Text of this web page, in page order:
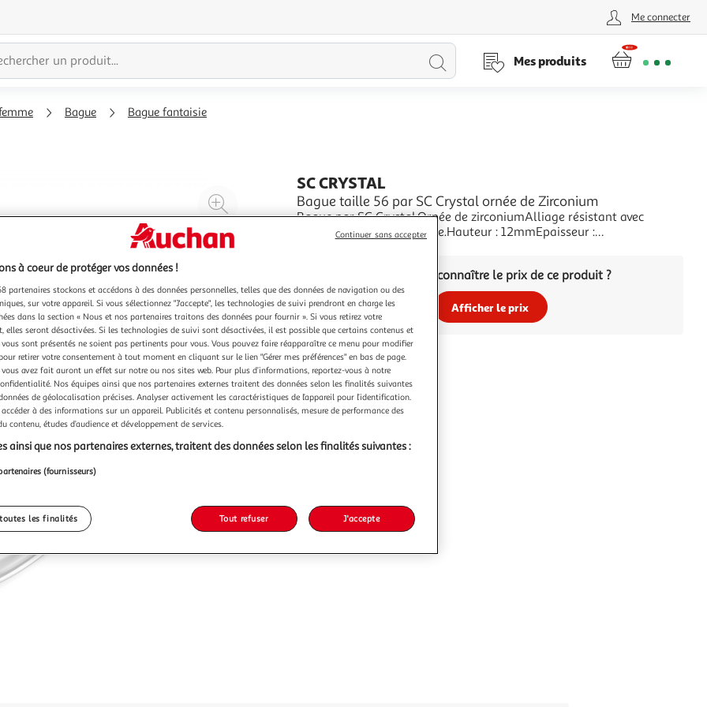
Me connecter
Lancer
Mes produits
Bague Bague fantaisie
Agrandir
l'illustration
à
Réduire
à
100
%
Partager
le
produit
SC CRYSTAL
Bague taille 56 par SC Crystal ornée de Zirconium
Bague par SC Crystal.Ornée de zirconiumAlliage résistant avec
plaquage haute résistance.Hauteur : 12mmEpaisseur :
Vous voulez connaître le prix de ce produit ?
Afficher le prix
à coeur de protéger vos données !
partenaires stockons et accédons à des données personnelles, telles que des données de navigation ou des
sur votre appareil. Si vous sélectionnez "J'accepte", les technologies de suivi prendront en charge les
dans la section « Nous et nos partenaires traitons des données pour fournir ». Si vous retirez votre
elles seront désactivées. Si les technologies de suivi sont désactivées, il est possible que certains contenus et
sont présentés ne soient pas pertinents pour vous. Vous pouvez faire réapparaître ce menu pour modifier
retirer votre consentement à tout moment en cliquant sur le lien "Gérer mes préférences" en bas de page.
vous avez fait auront un effet sur notre ou nos sites web. Pour plus d’informations, reportez-vous à notre
Nos équipes ainsi que nos partenaires externes traitent des données selon les finalités suivantes
de géolocalisation précises. Analyser activement les caractéristiques de l’appareil pour l’identification.
à des informations sur un appareil. Publicités et contenu personnalisés, mesure de performance des
contenu, études d’audience et développement de services.
ainsi que nos partenaires externes, traitent des données selon les finalités suivantes :
(fournisseurs)
les finalités Tout refuser J'accepte
Continuer sans accepter